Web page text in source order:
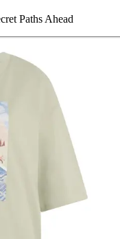
Paths Ahead